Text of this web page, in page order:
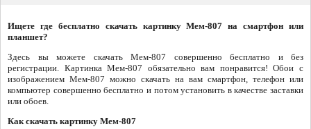
Ищете где бесплатно скачать картинку Мем-807 на смартфон или
планшет?
Здесь вы можете скачать Мем-807 совершенно бесплатно и без
регистрации. Картинка Мем-807 обязательно вам понравится! Обои с
изображением Мем-807 можно скачать на вам смартфон, телефон или
компьютер совершенно бесплатно и потом установить в качестве заставки
или обоев.
Как скачать картинку Мем-807